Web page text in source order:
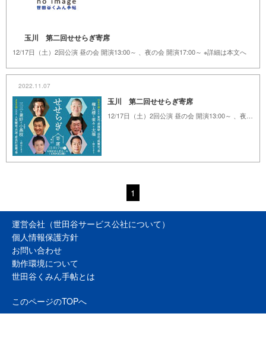
玉川 第二回せせらぎ寄席
12/17日（土）2回公演 昼の会 開演13:00～ 、夜の会 開演17:00～ ※詳細は本文へ
2022.11.07
玉川 第二回せせらぎ寄席
1
運営会社（世田谷サービス公社について）
個人情報保護方針
お問い合わせ
動作環境について
世田谷くみん手帖とは
このページのTOPへ